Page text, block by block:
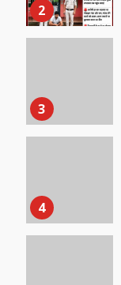
2
3
4